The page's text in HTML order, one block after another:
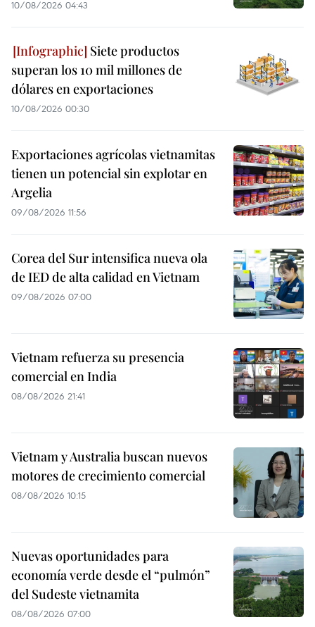
10/08/2026 04:43
Siete productos
superan los 10 mil millones de
dólares en exportaciones
10/08/2026 00:30
Exportaciones agrícolas vietnamitas
tienen un potencial sin explotar en
Argelia
09/08/2026 11:56
Corea del Sur intensifica nueva ola
de IED de alta calidad en Vietnam
09/08/2026 07:00
Vietnam refuerza su presencia
comercial en India
08/08/2026 21:41
Vietnam y Australia buscan nuevos
motores de crecimiento comercial
08/08/2026 10:15
Nuevas oportunidades para
economía verde desde el “pulmón”
del Sudeste vietnamita
08/08/2026 07:00